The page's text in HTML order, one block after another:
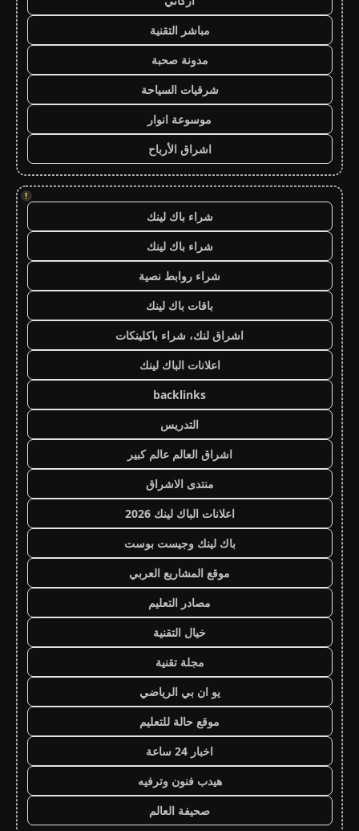
مباشر التقنية
مدونة صحبة
شرقيات السياحة
موسوعة انوار
اشراق الأرباح
!
شراء باك لينك
شراء باك لينك
شراء روابط نصية
باقات باك لينك
اشراق لنك، شراء باكلينكات
اعلانات الباك لينك
backlinks
التدريس
اشراق العالم عالم كبير
منتدى الاشراق
اعلانات الباك لينك 2026
باك لينك وجيست بوست
موقع المشاريع العربي
مصادر التعليم
خيال التقنية
مجلة تقنية
يو ان بي الرياضي
موقع حالة للتعليم
اخبار 24 ساعة
هيدب فنون وترفيه
صحيفة العالم